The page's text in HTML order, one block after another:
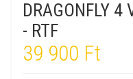
DRAGONFLY
- RTF
39 900 Ft